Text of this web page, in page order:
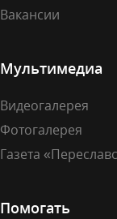
Вакансии
Мультимедиа
Видеогалерея
Фотогалерея
Газета
Помогать